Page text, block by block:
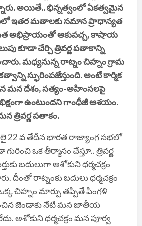
అయితే.. భిన్నత్వంలో ఏకత్వమైన
ఇతర మతాలకు సమాన ప్రాధాన్యత
అభిప్రాయంతో ఆకుపచ్చ, కాషాయ
కూడా చేర్చి త్రివర్ణ పతాకాన్ని
మధ్యనున్న రాట్నం చిహ్నం గ్రామ
స్ఫురింపజేస్తుంది. అంటే కార్మిక
మన దేశం, సత్యం-అహింసలపై
ఉంటుందని గాంధీజీ ఆశయం.
త్రివర్ణ పతాకం.
22 వ తేదీన భారత రాజ్యాంగ సభలో
ఒక తీర్మానం చేస్తూ.. త్రివర్ణ
బదులుగా అశోకుని ధర్మచక్రం
దీంతో రాట్నంకు బదులు ధర్మచక్రం
చిహ్నం మార్పు తప్పితే పింగళి
జెండాకు నేటి మన జాతీయ
అశోకుని ధర్మచక్రం మన పూర్వ